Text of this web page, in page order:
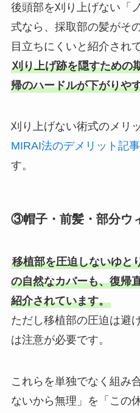
後頭部を刈り上げない「
式なら、採取部の髪がそ
目立ちにくいと紹介され
刈り上げ跡を隠すための
帰のハードルが下がりや
刈り上げない術式のメリ
MIRAI法のデメリット記事
す。
③帽子・前髪・部分ウ
移植部を圧迫しないゆと
の自然なカバーも、復帰
紹介されています。
ただし移植部の圧迫は避
は注意が必要です。
これらを単独でなく組み
ないから無理」を「この